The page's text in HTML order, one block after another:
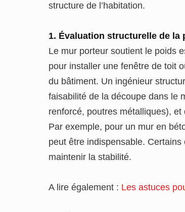
structure de l’habitation.
1. Évaluation structurelle de la
Le mur porteur soutient le poids
pour installer une fenêtre de toit
du bâtiment. Un ingénieur
faisabilité de la découpe dans le
renforcé, poutres métalliques), et
Par exemple, pour un mur en
peut être indispensable.
maintenir la stabilité.
A lire également : Les astuces